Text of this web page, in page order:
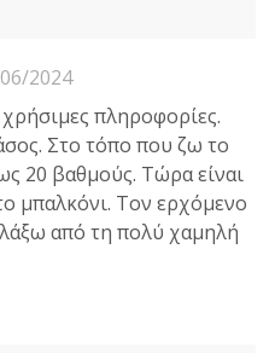
2024
πληροφορίες.
Στο τόπο που ζω το
20 βαθμούς. Τώρα είναι
μπαλκόνι. Τον ερχόμενο
από τη πολύ χαμηλή